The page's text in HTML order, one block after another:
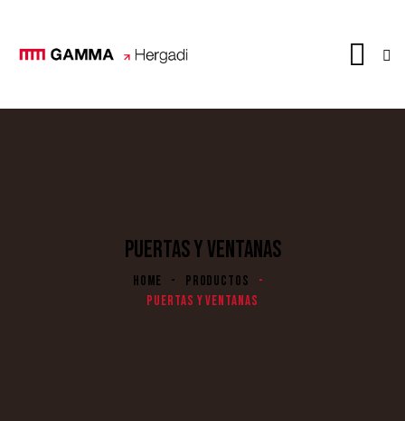
PUERTAS Y VENTANAS
HOME
PRODUCTOS
PUERTAS Y VENTANAS